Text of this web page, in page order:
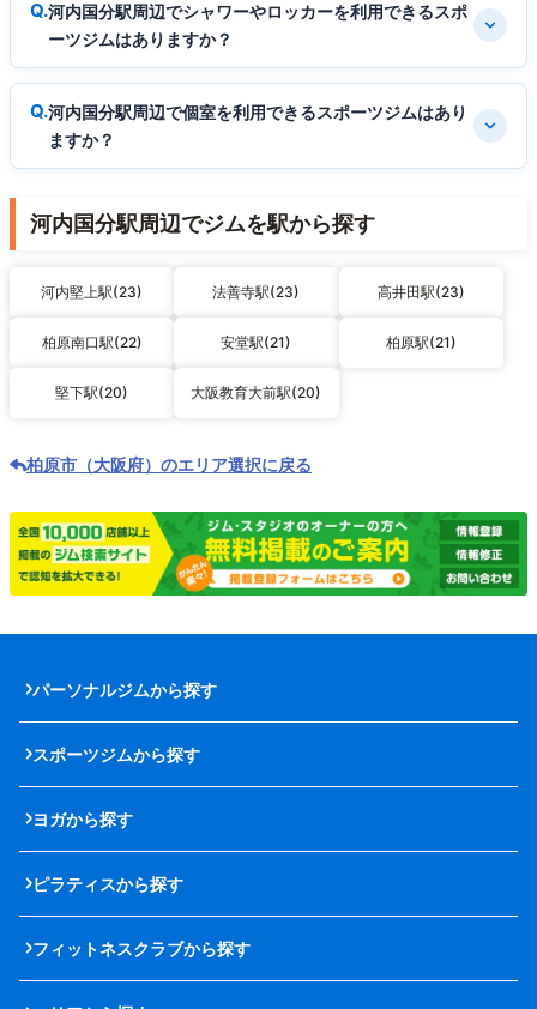
河内国分駅周辺でシャワーやロッカーを利用できるスポ
ーツジムはありますか？
河内国分駅周辺で個室を利用できるスポーツジムはあり
ますか？
河内国分駅周辺でジムを駅から探す
河内堅上駅(23) 法善寺駅(23) 高井田駅(23)
柏原南口駅(22) 安堂駅(21) 柏原駅(21)
堅下駅(20) 大阪教育大前駅(20)
柏原市（大阪府）のエリア選択に戻る
パーソナルジムから探す
スポーツジムから探す
ヨガから探す
ピラティスから探す
フィットネスクラブから探す